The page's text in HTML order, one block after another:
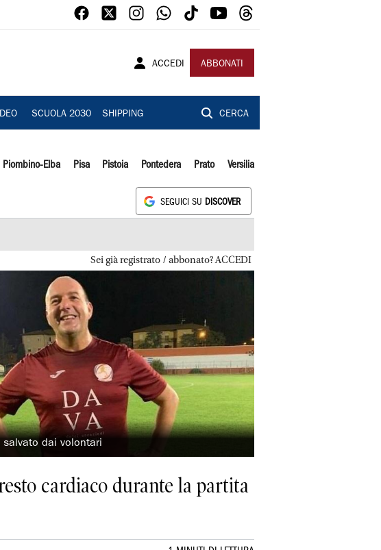
ACCEDI ABBONATI
SCUOLA 2030 SHIPPING CERCA
Piombino-Elba Pisa Pistoia Pontedera Prato Versilia
SEGUICI SU DISCOVER
Sei già registrato / abbonato? ACCEDI
salvato dai volontari
cardiaco durante la partita